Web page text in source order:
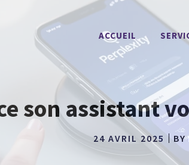
ACCUEIL
son assistant
24 AVRIL 2025 BY